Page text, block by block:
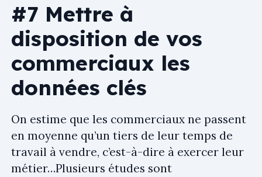
#7 Mettre à
disposition de vos
commerciaux les
données clés
On estime que les commerciaux ne passent
en moyenne qu’un tiers de leur temps de
travail à vendre, c’est-à-dire à exercer leur
métier…Plusieurs études sont